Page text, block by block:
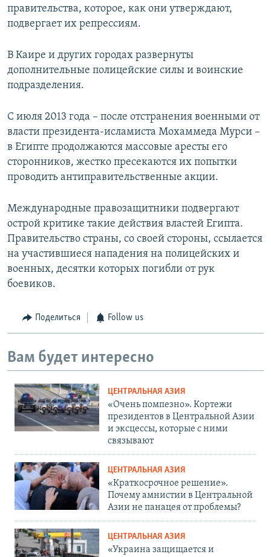
правительства, которое, как они утверждают,
подвергает их репрессиям.
В Каире и других городах развернуты
дополнительные полицейские силы и воинские
подразделения.
С июля 2013 года – после отстранения военными от
власти президента-исламиста Мохаммеда Мурси –
в Египте продолжаются массовые аресты его
сторонников, жестко пресекаются их попытки
проводить антиправительственные акции.
Международные правозащитники подвергают
острой критике такие действия властей Египта.
Правительство страны, со своей стороны, ссылается
на участившиеся нападения на полицейских и
военных, десятки которых погибли от рук
боевиков.
Поделиться Follow us
Вам будет интересно
ЦЕНТРАЛЬНАЯ АЗИЯ
«Очень помпезно». Кортежи
президентов в Центральной Азии
и эксцессы, которые с ними
связывают
ЦЕНТРАЛЬНАЯ АЗИЯ
«Краткосрочное решение».
Почему амнистии в Центральной
Азии не панацея от проблемы?
ЦЕНТРАЛЬНАЯ АЗИЯ
«Украина защищается и